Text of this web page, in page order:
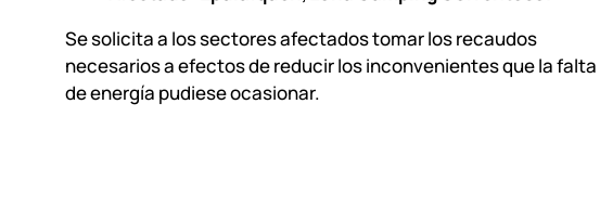
Se solicita a los sectores afectados tomar los recaudos
necesarios a efectos de reducir los inconvenientes que la falta
de energía pudiese ocasionar.